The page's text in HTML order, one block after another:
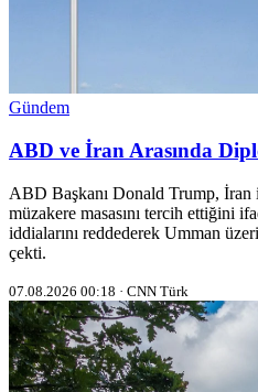
Gündem
ABD ve İran Arasında
ABD Başkanı Donald Trump, İran
müzakere masasını tercih ettiğini
iddialarını reddederek Umman
çekti.
07.08.2026 00:18 · CNN Türk